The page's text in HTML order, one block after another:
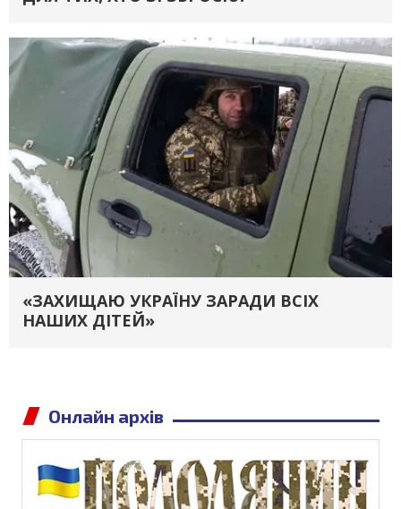
«ЗАХИЩАЮ УКРАЇНУ ЗАРАДИ ВСІХ
НАШИХ ДІТЕЙ»
Онлайн архів